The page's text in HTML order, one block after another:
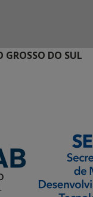
DO SUL